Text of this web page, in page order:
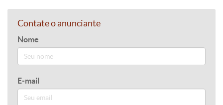
Contate o anunciante
Nome
E-mail